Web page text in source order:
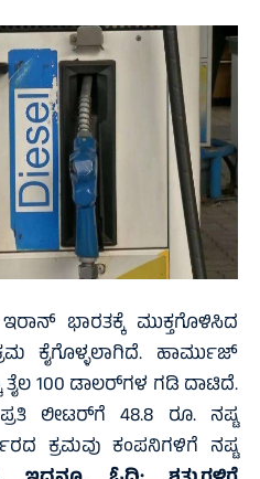
ಭಾರತಕ್ಕೆ ಮುಕ್ತಗೊಳಿಸಿದ
ಕೈಗೊಳ್ಳಲಾಗಿದೆ. ಹಾರ್ಮುಜ್‌
ತೈಲ 100 ಡಾಲರ್‌ಗಳ ಗಡಿ ದಾಟಿದೆ.
ಲೀಟರ್‌ಗೆ 48.8 ರೂ. ನಷ್ಟ
ಕ್ರಮವು ಕಂಪನಿಗಳಿಗೆ ನಷ್ಟ